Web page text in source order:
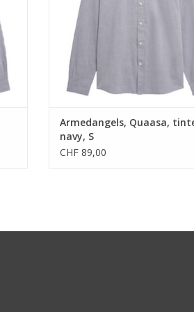
Armedangels, Quaasa,
navy, S
CHF 89,00